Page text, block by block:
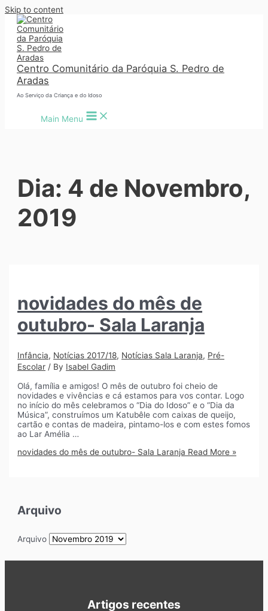
Skip to content
Centro Comunitário da Paróquia S. Pedro de
Aradas
Ao Serviço da Criança e do Idoso
Main Menu
Dia: 4 de Novembro,
2019
novidades do mês de
outubro- Sala Laranja
Infância, Notícias 2017/18, Notícias Sala Laranja, Pré-
Escolar / By Isabel Gadim
Olá, família e amigos! O mês de outubro foi cheio de
novidades e vivências e cá estamos para vos contar. Logo
no início do mês celebramos o “Dia do Idoso” e o “Dia da
Música”, construímos um Katubêle com caixas de queijo,
cartão e contas de madeira, pintamo-los e com estes fomos
ao Lar Amélia …
novidades do mês de outubro- Sala Laranja Read More »
Arquivo
Arquivo
Artigos recentes